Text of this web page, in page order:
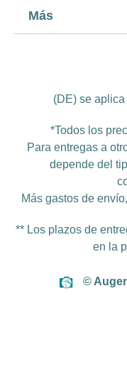
Más
(DE) se
*Todos los
Para entregas a
depende del
Más gastos de envío
** Los plazos de
en la
©